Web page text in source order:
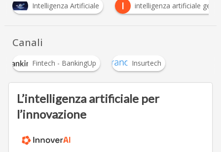
Intelligenza Artificiale I intelligenza artificiale
Canali
Fintech - BankingUp Insurtech
L’intelligenza artificiale per
l’innovazione